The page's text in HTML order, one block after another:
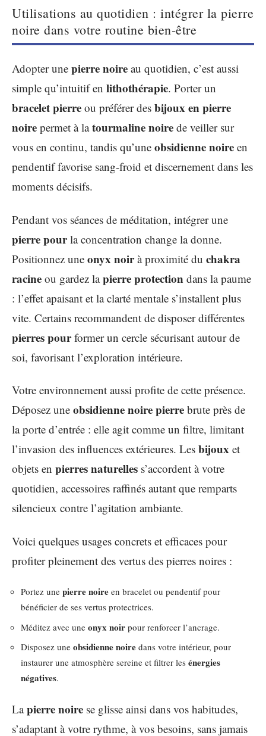
Utilisations au quotidien : intégrer la pierre
noire dans votre routine bien-être
Adopter une pierre noire au quotidien, c’est aussi
simple qu’intuitif en lithothérapie. Porter un
bracelet pierre ou préférer des bijoux en pierre
noire permet à latourmaline noire de veiller sur
vous en continu, tandis qu’une obsidienne noire en
pendentif favorise sang-froid et discernement dans les
moments décisifs.
Pendant vos séances de méditation, intégrer une
pierre pourla concentration change la donne.
Positionnez une onyx noirà proximité du chakra
racine ou gardez lapierre protection dans la paume
: l’effet apaisant et la clarté mentale s’installent plus
vite. Certains recommandent de disposer différentes
pierres pourformer un cercle sécurisant autour de
soi, favorisant l’exploration intérieure.
Votre environnement aussi profite de cette présence.
Déposez une obsidienne noire pierre brute près de
la porte d’entrée : elle agit comme un filtre, limitant
l’invasion des influences extérieures. Les bijoux et
objets en pierres naturelles s’accordent à votre
quotidien, accessoires raffinés autant que remparts
silencieux contre l’agitation ambiante.
Voici quelques usages concrets et efficaces pour
profiter pleinement des vertus des pierres noires :
Portez une pierre noire en bracelet ou pendentif pour
bénéficier de ses vertus protectrices.
Méditez avec une onyx noir pour renforcer l’ancrage.
Disposez une obsidienne noire dans votre intérieur, pour
instaurer une atmosphère sereine et filtrer les énergies
négatives.
Lapierre noire se glisse ainsi dans vos habitudes,
s’adaptant à votre rythme, à vos besoins, sans jamais